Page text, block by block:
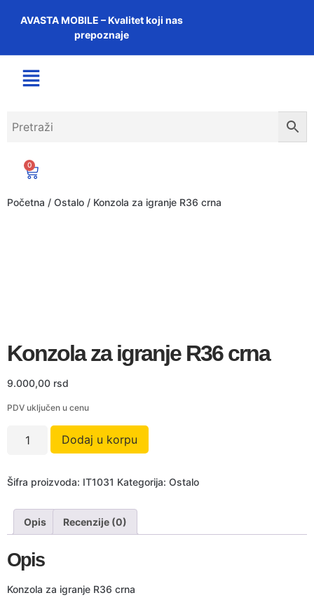
AVASTA MOBILE – Kvalitet koji nas
prepoznaje
0
Početna / Ostalo / Konzola za igranje R36 crna
Konzola za igranje R36 crna
9.000,00 rsd
PDV uključen u cenu
Dodaj u korpu
Šifra proizvoda: IT1031 Kategorija: Ostalo
Opis Recenzije (0)
Opis
Konzola za igranje R36 crna